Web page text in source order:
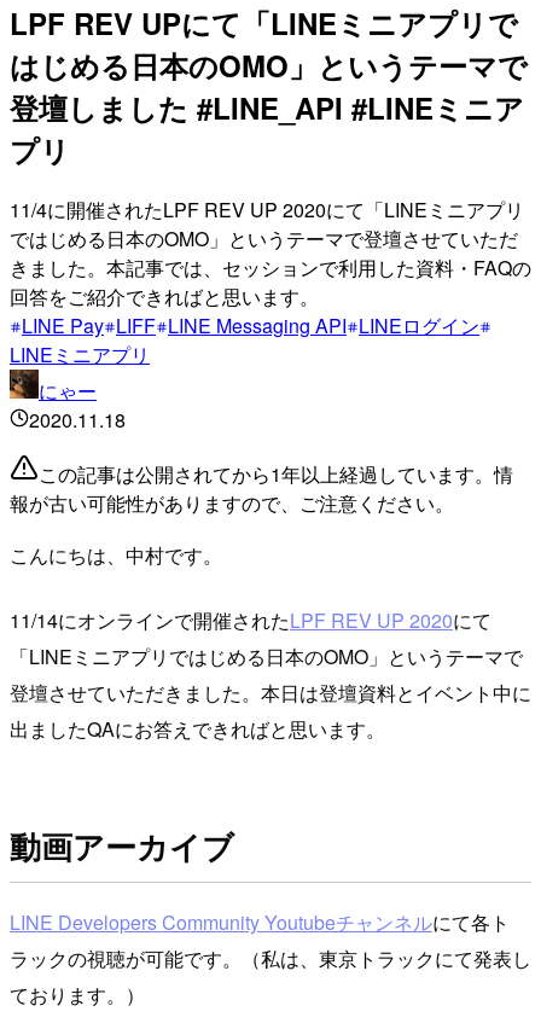
LPF REV UPにて「LINEミニアプリで
はじめる日本のOMO」というテーマで
登壇しました #LINE_API #LINEミニア
プリ
11/4に開催されたLPF REV UP 2020にて「LINEミニアプリ
ではじめる日本のOMO」というテーマで登壇させていただ
きました。本記事では、セッションで利用した資料・FAQの
回答をご紹介できればと思います。
LINE Pay LIFF LINE Messaging API LINEログイン
LINEミニアプリ
にゃー
2020.11.18
この記事は公開されてから1年以上経過しています。情
報が古い可能性がありますので、ご注意ください。
こんにちは、中村です。
11/14にオンラインで開催されたLPF REV UP 2020にて
「LINEミニアプリではじめる日本のOMO」というテーマで
登壇させていただきました。本日は登壇資料とイベント中に
出ましたQAにお答えできればと思います。
動画アーカイブ
LINE Developers Community Youtubeチャンネルにて各ト
ラックの視聴が可能です。（私は、東京トラックにて発表し
ております。）